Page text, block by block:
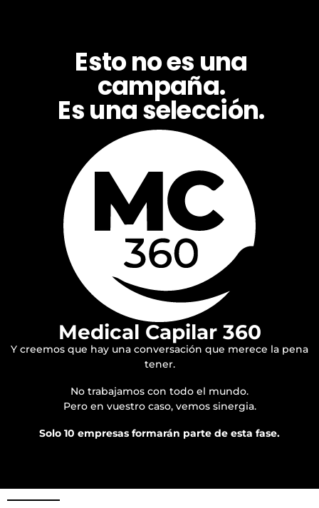
Esto no es una
campaña.
Es una selección.
Medical Capilar 360
Y creemos que hay una conversación que merece la pena
tener.
No trabajamos con todo el mundo.
Pero en vuestro caso, vemos sinergia.
Solo 10 empresas formarán parte de esta fase.